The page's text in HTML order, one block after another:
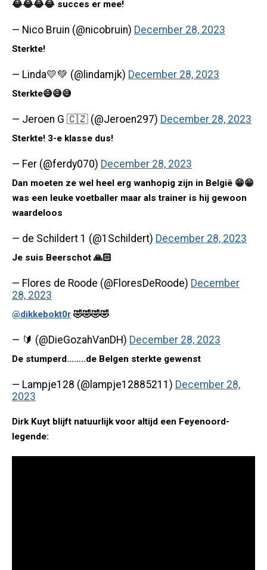
😂😂😂😂 succes er mee!
— Nico Bruin (@nicobruin) December 28, 2023
Sterkte!
— Linda💛💚 (@lindamjk) December 28, 2023
Sterkte😅😅😅
— Jeroen G 🇨🇿 (@Jeroen297) December 28, 2023
Sterkte! 3-e klasse dus!
— Fer (@ferdy070) December 28, 2023
Dan moeten ze wel heel erg wanhopig zijn in België 😁😁
was een leuke voetballer maar als trainer is hij gewoon
waardeloos
— de Schildert 1 (@1Schildert) December 28, 2023
Je suis Beerschot 🙏🏻
— Flores de Roode (@FloresDeRoode) December
28, 2023
@dikkebokt0r 🤣🤣🤣🤣
— 🔰 (@DieGozahVanDH) December 28, 2023
De stumperd……..de Belgen sterkte gewenst
— Lampje128 (@lampje12885211) December 28,
2023
Dirk Kuyt blijft natuurlijk voor altijd een Feyenoord-
legende: